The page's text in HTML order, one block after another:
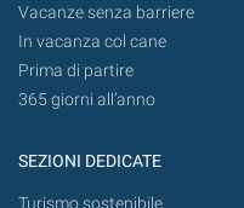
Vacanze senza barriere
In vacanza col cane
Prima di partire
365 giorni all’anno
SEZIONI DEDICATE
Turismo sostenibile